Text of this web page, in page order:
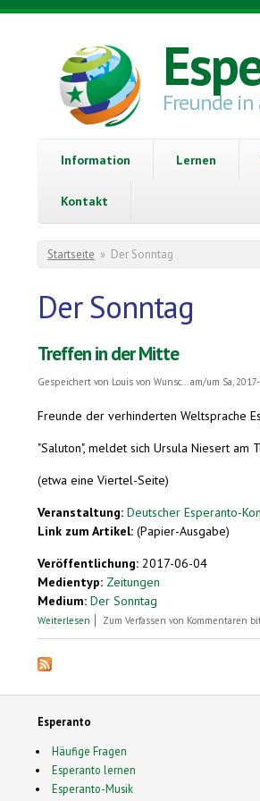
Direkt zum Inhalt
Freunde
Information Lernen
Kontakt
Sie sind hier
Startseite » Der Sonntag
Der Sonntag
Treffen in der Mitte
Gespeichert von Louis von Wunsc...am/um Sa,
Freunde der verhinderten Weltsprache
"Saluton", meldet sich Ursula Niesert am
(etwa eine Viertel-Seite)
Veranstaltung: Deutscher Esperanto-
Link zum Artikel: (Papier-Ausgabe)
Veröffentlichung: 2017-06-04
Medientyp: Zeitungen
Medium: Der Sonntag
Weiterlesen über Treffen in der Mitte
Zum Verfassen von Kommentaren
Esperanto
Häufige Fragen
Esperanto lernen
Esperanto-Musik